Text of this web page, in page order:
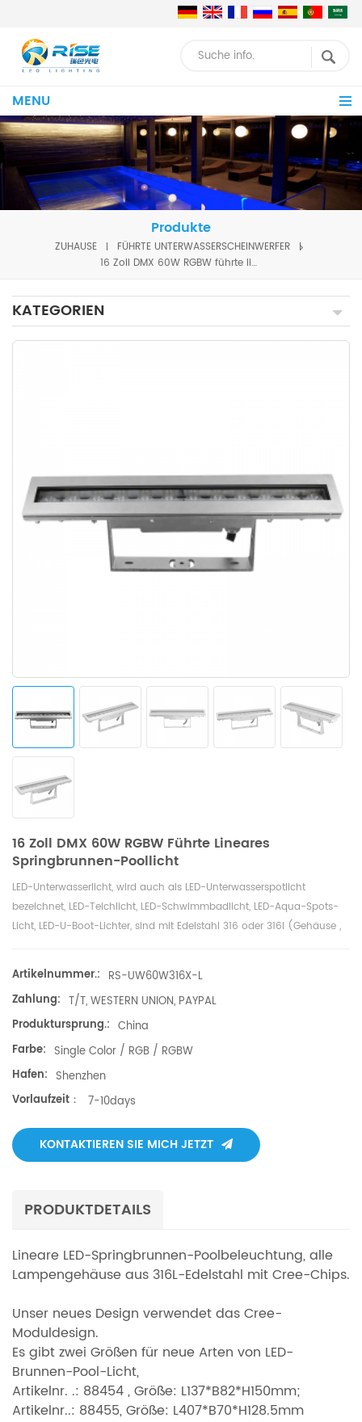
MENU
Produkte
ZUHAUSE
FÜHRTE UNTERWASSERSCHEINWERFER
16 Zoll DMX 60W RGBW führte lineares Springbrunnen-Poollicht
KATEGORIEN
16 Zoll DMX 60W RGBW Führte Lineares
Springbrunnen-Poollicht
LED-Unterwasserlicht, wird auch als LED-Unterwasserspotlicht
bezeichnet, LED-Teichlicht, LED-Schwimmbadlicht, LED-Aqua-Spots-
Licht, LED-U-Boot-Lichter, sind mit Edelstahl 316 oder 316l (Gehäuse ,
innen gefüllt mit 3 Jahren Garantie. LED-Unterwasserleuchten werden
häufig für Poolbrunnen verwendet, Schwimmbecken, Wassershows,
Einkaufszentren, Fischteich, Wasserhotels Pools, Meeresaquarium,
Meeresseite unter Wasser, Freizeitpark, Landschaftsbeleuchtung, Alle
Orte mit Wasser können sein mit LED-Unterwasserbeleuchtung. LED-
Unterwasserbeleuchtung mit Cree-Hochleistungs-LED.
Betriebsspannung der LED-Unterwasserbeleuchtung: AC/DC12V oder
DC24V, Konstantstromtreiber, kein Blitz, schnelle Reaktion, um über-
Edelstahlbefestigungen macht das Unterwasser-LED-Licht mit
modernem Design. RGB DMX512 (1990-Standard) und RDM-System
Qualität für die LED-Unterwasserspots sicherzustellen, verwenden wir
Abstrahlwinkel nach Wahl des Kunden' Anfrage, von 8°--90°. lange
Lebensdauer, bis zu 45,000 Stunden. IP68 wasserdicht, um eine lange
Artikelnummer.: RS-UW60W316X-L
Zahlung: T/T, WESTERN UNION, PAYPAL
Produktursprung.: China
Farbe: Single Color / RGB / RGBW
Hafen: Shenzhen
Vorlaufzeit：
7-10days
KONTAKTIEREN SIE MICH JETZT
PRODUKTDETAILS
Lineare LED-Springbrunnen-Poolbeleuchtung, alle
Lampengehäuse aus 316L-Edelstahl mit Cree-Chips.
Unser neues Design verwendet das Cree-
Moduldesign.
Es gibt zwei Größen für neue Arten von LED-
Brunnen-Pool-Licht,
Artikelnr. .: 88454 , Größe: L137*B82*H150mm;
Artikelnr..: 88455, Größe: L407*B70*H128.5mm